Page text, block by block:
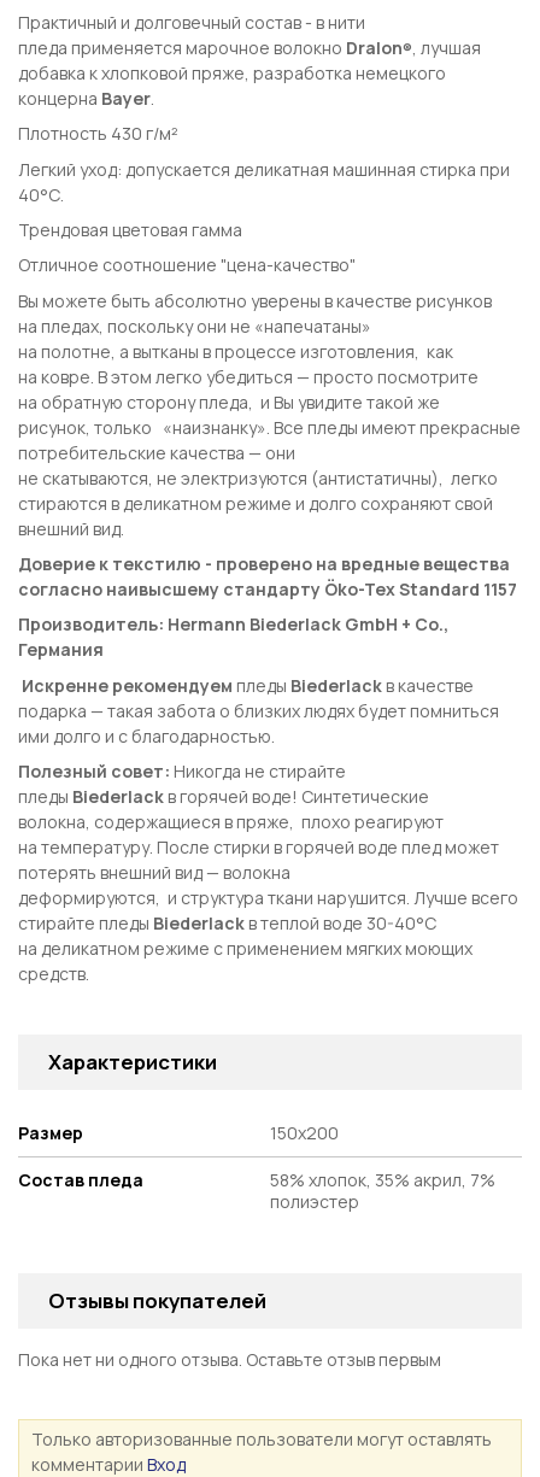
Практичный и долговечный состав - в нити
пледа применяется марочное волокно Dralon® , лучшая
добавка к хлопковой пряже, разработка немецкого
концерна Bayer
Плотность 430 г/м²
Легкий уход: допускается деликатная машинная стирка при
40°С.
Трендовая цветовая гамма
Отличное соотношение "цена-качество"
Вы можете быть абсолютно уверены в качестве рисунков
на пледах, поскольку они не «напечатаны»
на полотне, а вытканы в процессе изготовления, как
на ковре. В этом легко убедиться — просто посмотрите
на обратную сторону пледа, и Вы увидите такой же
рисунок, только «наизнанку». Все пледы имеют прекрасные
потребительские качества — они
не скатываются, не электризуются (антистатичны), легко
стираются в деликатном режиме и долго сохраняют свой
внешний вид.
Доверие к текстилю - проверено на вредные вещества
согласно наивысшему стандарту Öko-Tex Standard 1157
Производитель: Hermann Biederlack GmbH + Co.,
Германия
Искренне рекомендуем пледы Biederlack в качестве
подарка — такая забота о близких людях будет помниться
ими долго и с благодарностью.
Полезный совет: Никогда не стирайте
пледы Biederlack в горячей воде! Синтетические
волокна, содержащиеся в пряже, плохо реагируют
на температуру. После стирки в горячей воде плед может
потерять внешний вид — волокна
деформируются, и структура ткани нарушится. Лучше всего
стирайте пледы Biederlack в теплой воде 30-40°С
на деликатном режиме с применением мягких моющих
средств.
Характеристики
Размер 150х200
Состав пледа
58% хлопок, 35% акрил, 7%
полиэстер
Отзывы покупателей
Пока нет ни одного отзыва. Оставьте отзыв первым
Только авторизованные пользователи могут оставлять
комментарии Вход